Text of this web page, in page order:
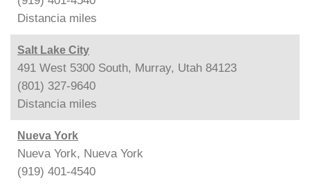
Distancia miles
Salt Lake City
491 West 5300 South, Murray, Utah 84123
(801) 327-9640
Distancia miles
Nueva York
Nueva York, Nueva York
(919) 401-4540